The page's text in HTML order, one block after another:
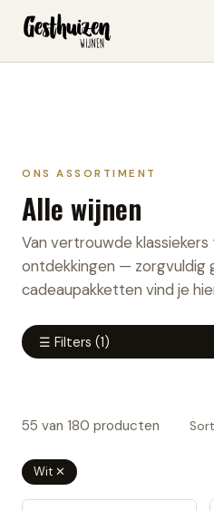
ONS ASSORTIMENT
Alle wijnen
Van vertrouwde
ontdekkingen — zorgvuldig
cadeaupakketten vind je
☰ Filters (1)
55 van 180 producten
Wit✕